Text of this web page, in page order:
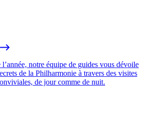
notre équipe de guides vous dévoile
de la Philharmonie à travers des visites
de jour comme de nuit.